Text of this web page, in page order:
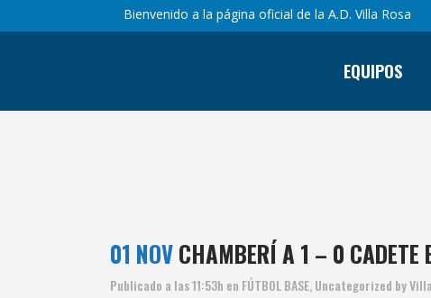
Bienvenido a la página oficial de la A.D. Villa Rosa
EQUIPOS
01 NOVCHAMBERÍ A 1 – 0 CADETE
Publicado a las 11:53h en FÚTBOL BASE Uncategorized by